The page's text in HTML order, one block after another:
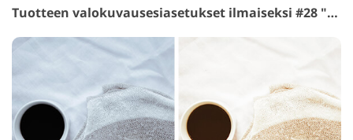
Tuotteen valokuvausesiasetukset ilmaiseksi #28 "Sweet"